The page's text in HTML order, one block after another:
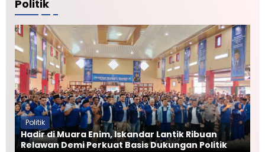
Politik
Politik
Hadir di Muara Enim, Iskandar Lantik Ribuan
Relawan Demi Perkuat Basis Dukungan Politik